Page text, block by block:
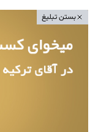
بستن تبلیغ